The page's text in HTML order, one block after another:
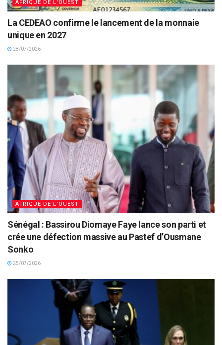
AFRIQUE DE L'OUEST
La CEDEAO confirme le lancement de la monnaie
unique en 2027
28/07/2026
AFRIQUE DE L'OUEST
Sénégal : Bassirou Diomaye Faye lance son parti et
crée une défection massive au Pastef d’Ousmane
Sonko
25/07/2026